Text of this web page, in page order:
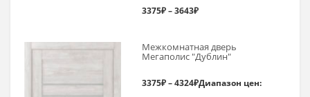
3375₽ – 3643₽
Межкомнатная дверь
Мегаполис "Дублин"
3375₽–4324₽Диапазон цен: